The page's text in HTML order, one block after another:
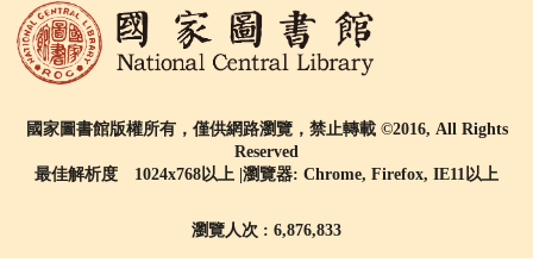
國家圖書館版權所有，僅供網路瀏覽，禁止轉載 ©2016, All Rights
Reserved
最佳解析度 1024x768以上 |瀏覽器: Chrome, Firefox, IE11以上
瀏覽人次 : 6,876,833